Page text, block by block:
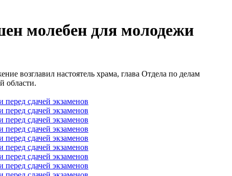
молебен для молодежи
возглавил настоятель храма, глава Отдела по делам
области.